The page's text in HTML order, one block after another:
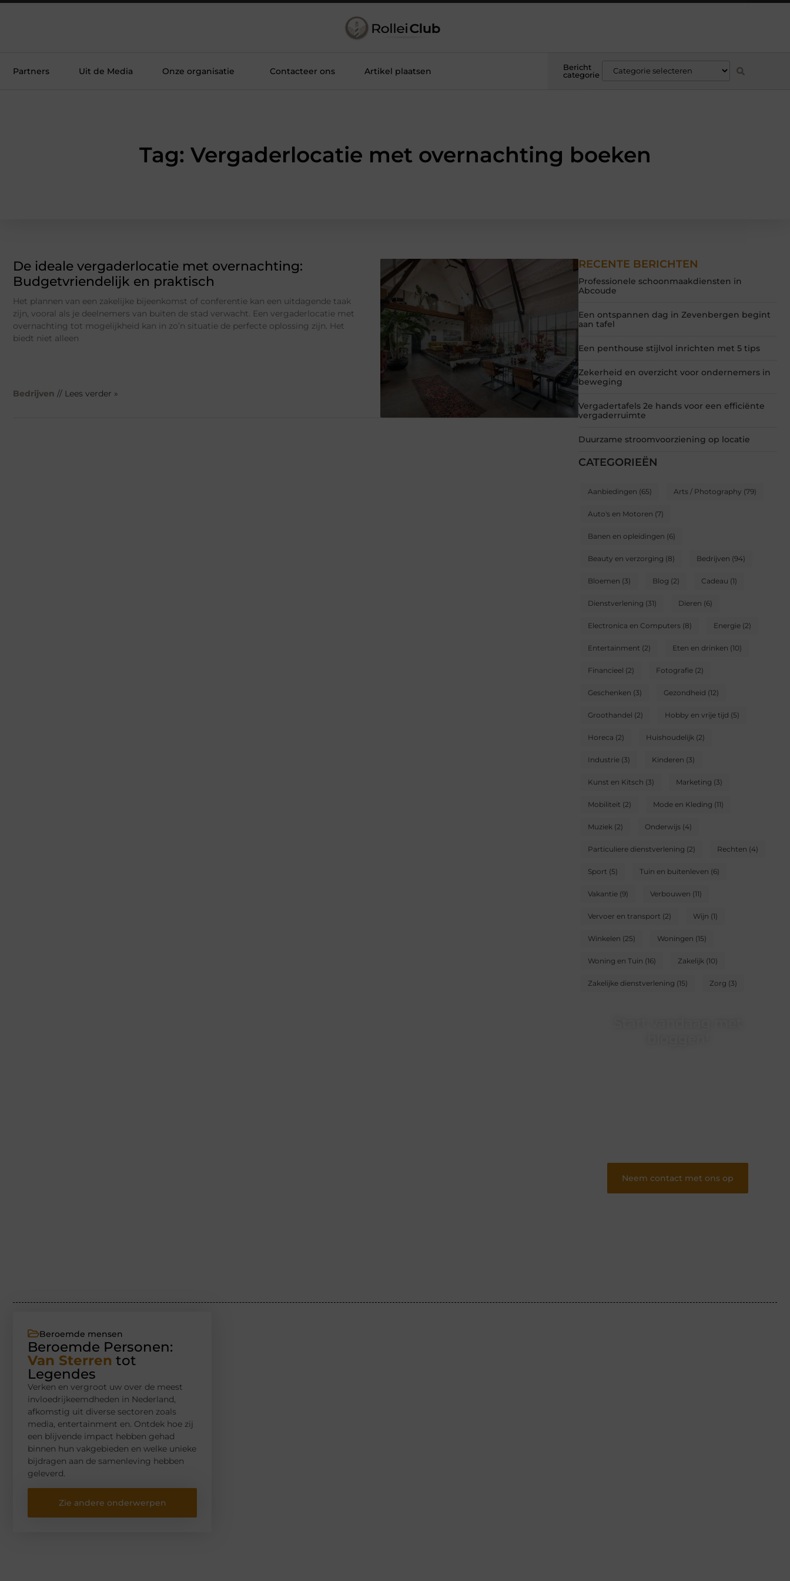
Partners Uit de Media Onze organisatie Contacteer ons Artikel plaatsen
Bericht
categorie
Tag: Vergaderlocatie met overnachting boeken
RECENTE BERICHTEN
Professionele schoonmaakdiensten in
Abcoude
Een ontspannen dag in Zevenbergen begint
aan tafel
Een penthouse stijlvol inrichten met 5 tips
Zekerheid en overzicht voor ondernemers in
beweging
Vergadertafels 2e hands voor een efficiënte
vergaderruimte
Duurzame stroomvoorziening op locatie
CATEGORIEËN
Aanbiedingen (65) Arts / Photography (79)
Auto's en Motoren (7)
Banen en opleidingen (6)
Beauty en verzorging (8) Bedrijven (94)
Bloemen (3) Blog (2) Cadeau (1)
Dienstverlening (31) Dieren (6)
Electronica en Computers (8) Energie (2)
Entertainment (2) Eten en drinken (10)
Financieel (2) Fotografie (2)
Geschenken (3) Gezondheid (12)
Groothandel (2) Hobby en vrije tijd (5)
Horeca (2) Huishoudelijk (2)
Industrie (3) Kinderen (3)
Kunst en Kitsch (3) Marketing (3)
Mobiliteit (2) Mode en Kleding (11)
Muziek (2) Onderwijs (4)
Particuliere dienstverlening (2) Rechten (4)
Sport (5) Tuin en buitenleven (6)
Vakantie (9) Verbouwen (11)
Vervoer en transport (2) Wijn (1)
Winkelen (25) Woningen (15)
Woning en Tuin (16) Zakelijk (10)
Zakelijke dienstverlening (15) Zorg (3)
Neem contact met ons op
De ideale vergaderlocatie met overnachting:
Budgetvriendelijk en praktisch
Het plannen van een zakelijke bijeenkomst of conferentie kan een uitdagende taak
zijn, vooral als je deelnemers van buiten de stad verwacht. Een vergaderlocatie met
overnachting tot mogelijkheid kan in zo’n situatie de perfecte oplossing zijn. Het
biedt niet alleen
Bedrijven // Lees verder »
Beroemde mensen
Beroemde Personen:
Van Sterren tot
Legendes
Verken en vergroot uw over de meest
invloedrijkeemdheden in Nederland,
afkomstig uit diverse sectoren zoals
media, entertainment en. Ontdek hoe zij
een blijvende impact hebben gehad
binnen hun vakgebieden en welke unieke
bijdragen aan de samenleving hebben
geleverd.
Zie andere onderwerpen